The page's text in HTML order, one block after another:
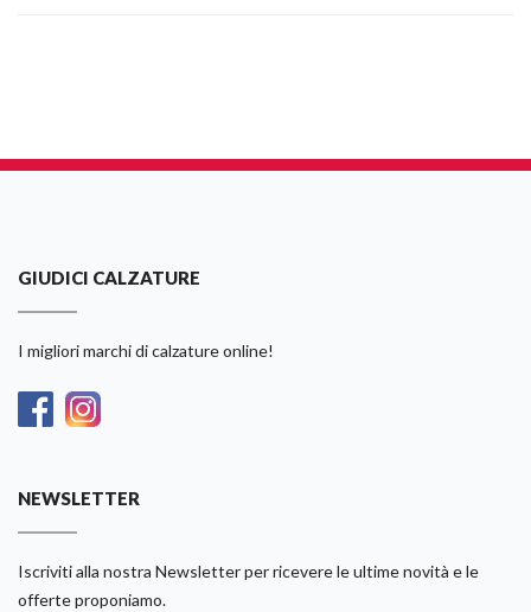
GIUDICI CALZATURE
I migliori marchi di calzature online!
NEWSLETTER
Iscriviti alla nostra Newsletter per ricevere le ultime novità e le
offerte proponiamo.